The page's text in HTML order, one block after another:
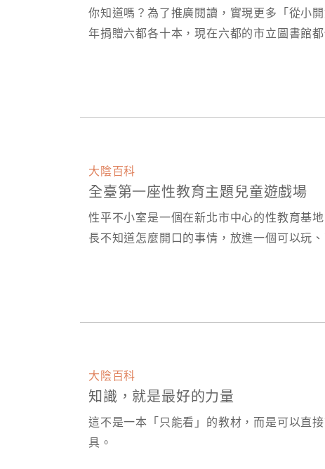
你知道嗎？為了推廣閱讀，實現更多「從小
年捐贈六都各十本，現在六都的市立圖書館都
大陰百科
全臺第一座性教育主題兒童遊戲場
性平不小室是一個在新北市中心的性教育基
長不知道怎麼開口的事情，放進一個可以玩
大陰百科
知識，就是最好的力量
這不是一本「只能看」的教材，而是可以直
具。